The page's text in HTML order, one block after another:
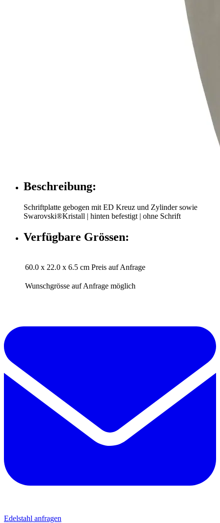
Beschreibung:
Schriftplatte gebogen mit ED Kreuz und Zylinder sowie
Swarovski®Kristall | hinten befestigt | ohne Schrift
Verfügbare Grössen:
60.0 x 22.0 x 6.5 cm Preis auf Anfrage
Wunschgrösse auf Anfrage möglich
Edelstahl anfragen